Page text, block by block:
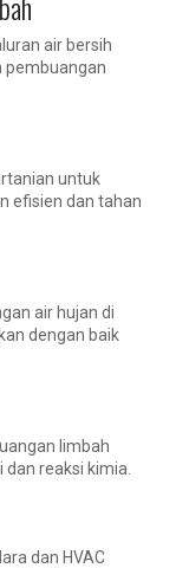
air bersih
pembuangan
untuk
efisien dan tahan
air hujan di
dengan baik
limbah
reaksi kimia.
dan HVAC